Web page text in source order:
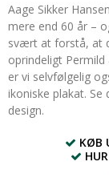
Aage Sikker
mere end 60 år –
svært at forstå, at
oprindeligt
er vi selvfølgelig
ikoniske plakat.
design.
KØB